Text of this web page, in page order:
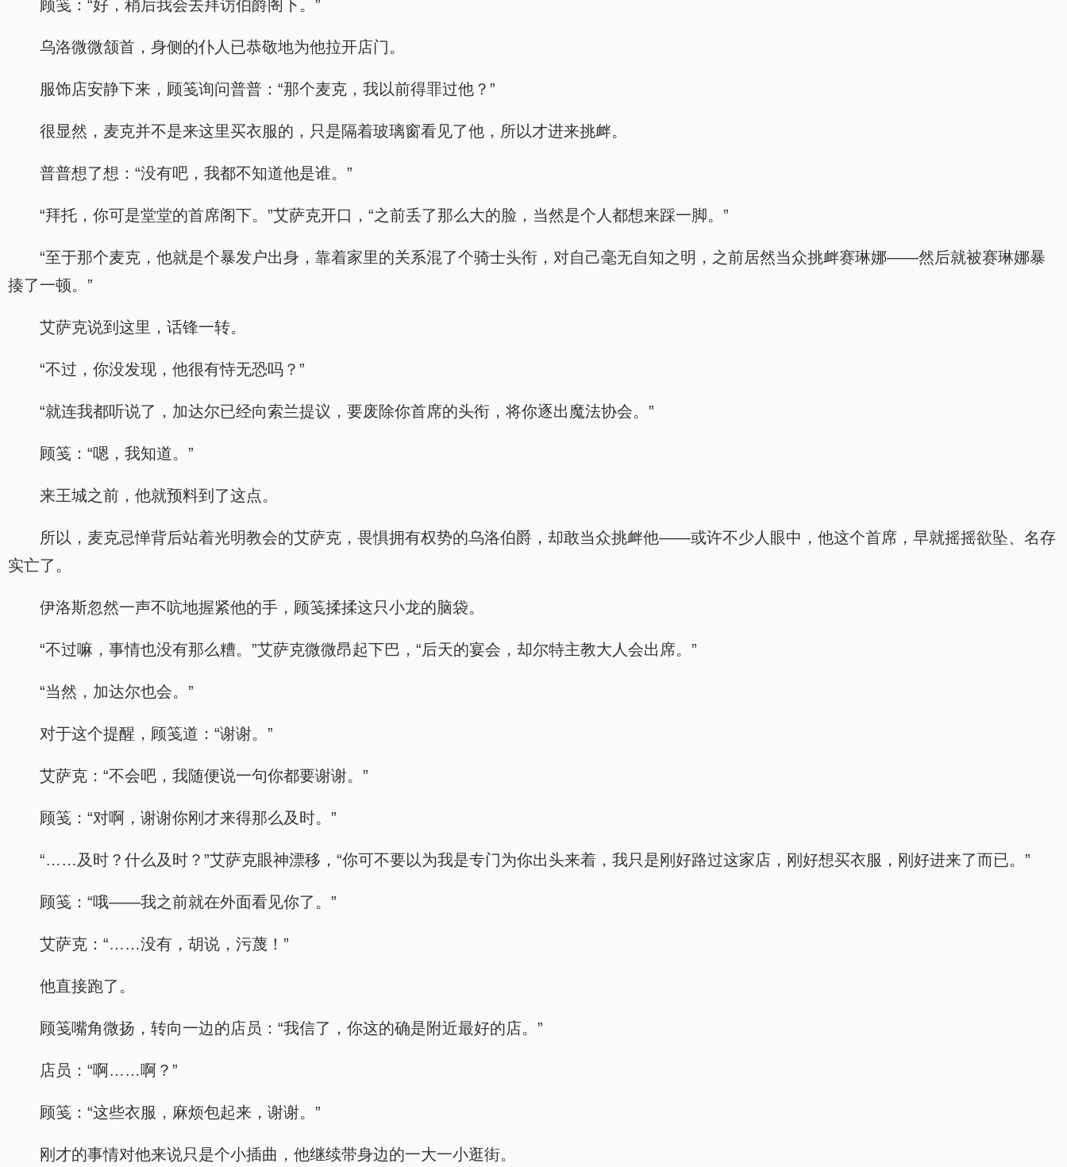
顾笺：“好，稍后我会去拜访伯爵阁下。”
乌洛微微颔首，身侧的仆人已恭敬地为他拉开店门。
服饰店安静下来，顾笺询问普普：“那个麦克，我以前得罪过他？”
很显然，麦克并不是来这里买衣服的，只是隔着玻璃窗看见了他，所以才进来挑衅。
普普想了想：“没有吧，我都不知道他是谁。”
“拜托，你可是堂堂的首席阁下。”艾萨克开口，“之前丢了那么大的脸，当然是个人都想来踩一脚。”
“至于那个麦克，他就是个暴发户出身，靠着家里的关系混了个骑士头衔，对自己毫无自知之明，之前居然当众挑衅赛琳娜——然后就被赛琳娜暴
揍了一顿。”
艾萨克说到这里，话锋一转。
“不过，你没发现，他很有恃无恐吗？”
“就连我都听说了，加达尔已经向索兰提议，要废除你首席的头衔，将你逐出魔法协会。”
顾笺：“嗯，我知道。”
来王城之前，他就预料到了这点。
所以，麦克忌惮背后站着光明教会的艾萨克，畏惧拥有权势的乌洛伯爵，却敢当众挑衅他——或许不少人眼中，他这个首席，早就摇摇欲坠、名存
实亡了。
伊洛斯忽然一声不吭地握紧他的手，顾笺揉揉这只小龙的脑袋。
“不过嘛，事情也没有那么糟。”艾萨克微微昂起下巴，“后天的宴会，却尔特主教大人会出席。”
“当然，加达尔也会。”
对于这个提醒，顾笺道：“谢谢。”
艾萨克：“不会吧，我随便说一句你都要谢谢。”
顾笺：“对啊，谢谢你刚才来得那么及时。”
“……及时？什么及时？”艾萨克眼神漂移，“你可不要以为我是专门为你出头来着，我只是刚好路过这家店，刚好想买衣服，刚好进来了而已。”
顾笺：“哦——我之前就在外面看见你了。”
艾萨克：“……没有，胡说，污蔑！”
他直接跑了。
顾笺嘴角微扬，转向一边的店员：“我信了，你这的确是附近最好的店。”
店员：“啊……啊？”
顾笺：“这些衣服，麻烦包起来，谢谢。”
刚才的事情对他来说只是个小插曲，他继续带身边的一大一小逛街。